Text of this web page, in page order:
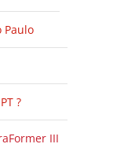
Paulo
?
III